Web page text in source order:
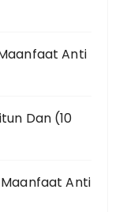
Anti
Dan (10
Maanfaat Anti